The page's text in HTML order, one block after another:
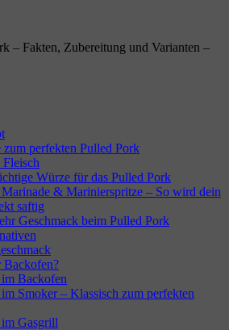
– Fakten, Zubereitung und Varianten –
zum perfekten Pulled Pork
Würze für das Pulled Pork
& Marinierspritze – So wird dein
saftig
Geschmack beim Pulled Pork
Backofen?
Backofen
Smoker – Klassisch zum perfekten
Gasgrill